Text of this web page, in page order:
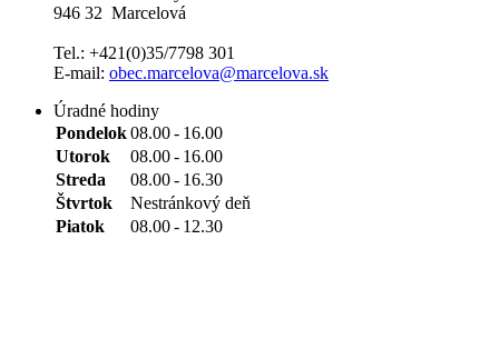
946 32 Marcelová
Tel.: +421(0)35/7798 301
E-mail: obec.marcelova@marcelova.sk
Úradné hodiny
Pondelok08.00- 16.00
Utorok
08.00- 16.00
Streda
08.00- 16.30
Štvrtok
Nestránkový deň
Piatok
08.00- 12.30